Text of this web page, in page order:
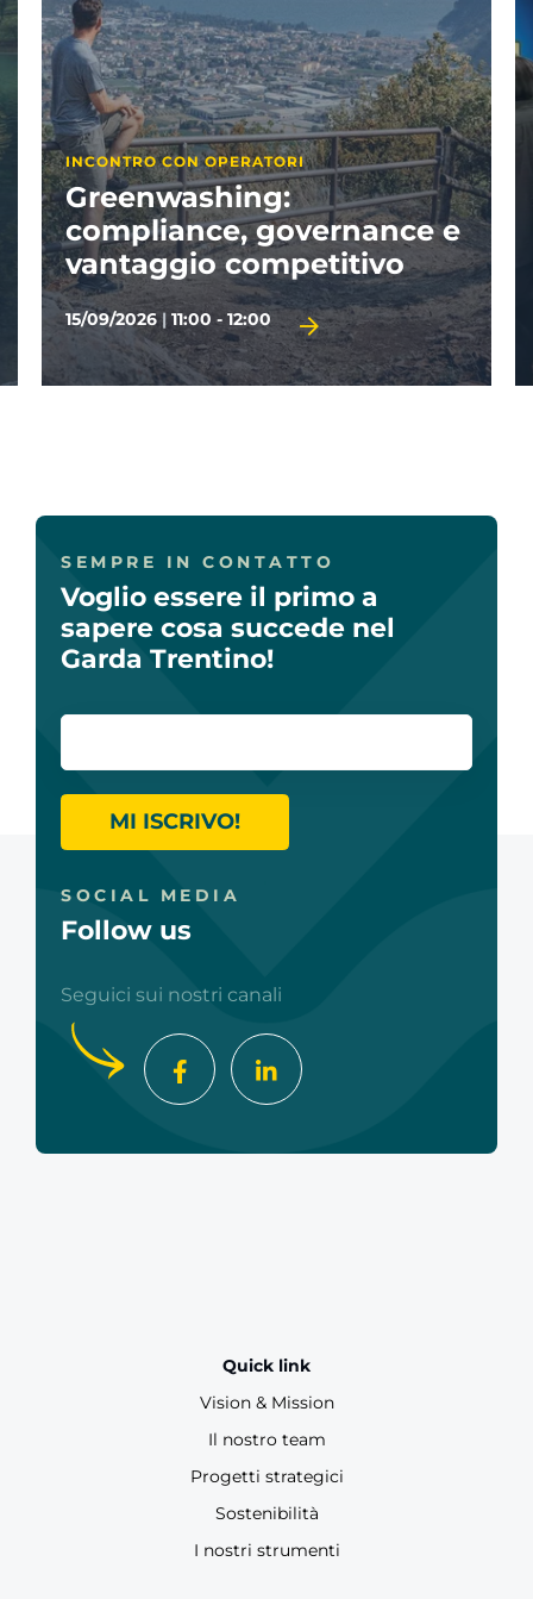
APPUNTAMENTI PARTNER
Visitate il Garda
29/09/2026 14:30 - 17:00
TERMINE D'ISCRIZIONE 28/09/2026
SEMPRE IN CONTATTO
Voglio essere il primo a
sapere cosa succede nel
Garda Trentino!
MI ISCRIVO!
SOCIAL MEDIA
Follow us
Seguici sui nostri canali
Quick link
Vision & Mission
Il nostro team
Progetti strategici
Sostenibilità
I nostri strumenti